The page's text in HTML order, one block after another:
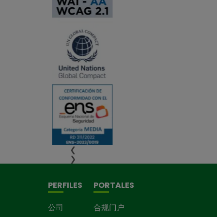
❮
❯
PERFILES
公司
PORTALES
合规门户